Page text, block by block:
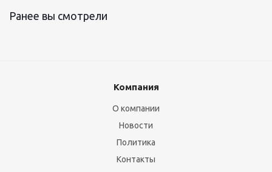
Ранее вы смотрели
Компания
О компании
Новости
Политика
Контакты